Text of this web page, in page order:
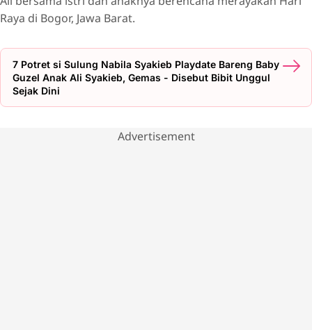
Raya di Bogor, Jawa Barat.
7 Potret si Sulung Nabila Syakieb Playdate Bareng Baby
Guzel Anak Ali Syakieb, Gemas - Disebut Bibit Unggul
Sejak Dini
Advertisement